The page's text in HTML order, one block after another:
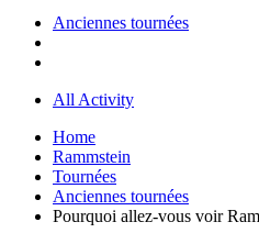
Anciennes tournées
All Activity
Home
Rammstein
Tournées
Anciennes tournées
Pourquoi allez-vous voir